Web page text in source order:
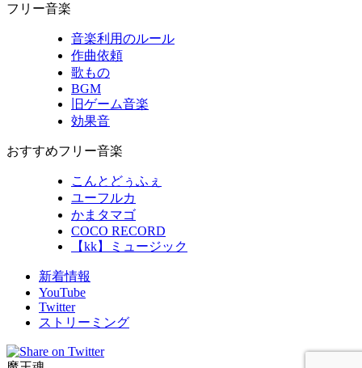
フリー音楽
音楽利用のルール
作曲依頼
歌もの
BGM
旧ゲーム音楽
効果音
おすすめフリー音楽
こんとどぅふぇ
ユーフルカ
かまタマゴ
COCO RECORD
【kk】ミュージック
新着情報
YouTube
Twitter
ストリーミング